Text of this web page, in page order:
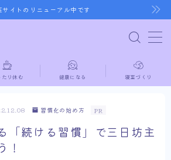
サイトのリニューアル中です
たり休む 健康になる 寝室づくり
習慣化の始め方 PR
「続ける習慣」で三日坊主
！